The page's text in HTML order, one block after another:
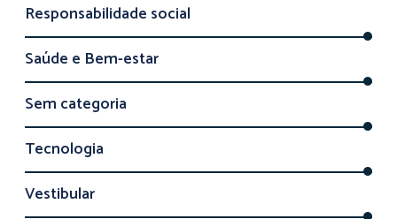
Responsabilidade social
Saúde e Bem-estar
Sem categoria
Tecnologia
Vestibular